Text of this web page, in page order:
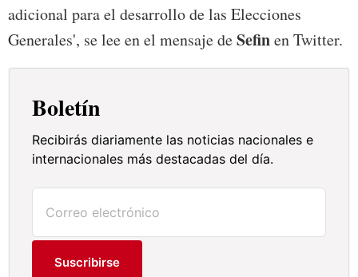
adicional para el desarrollo de las Elecciones
Generales', se lee en el mensaje deSefinen Twitter.
Boletín
Recibirás diariamente las noticias nacionales e
internacionales más destacadas del día.
Suscribirse